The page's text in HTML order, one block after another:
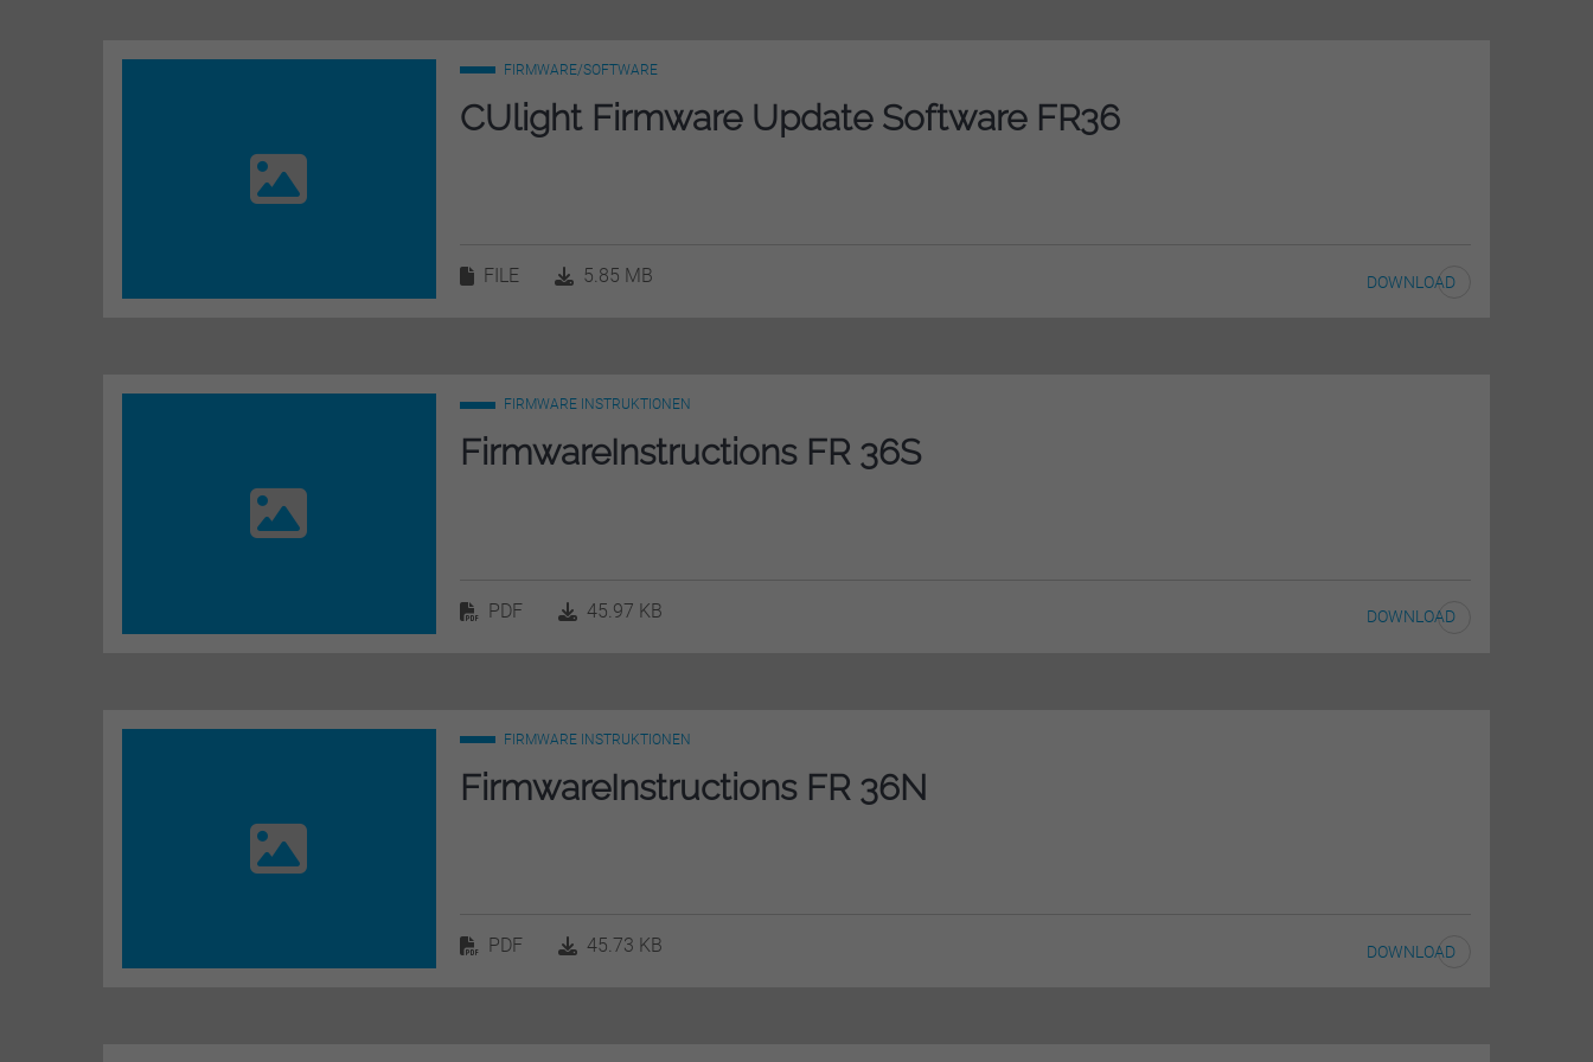
FIRMWARE/SOFTWARE
CUlight Firmware Update Software FR36
FILE 5.85 MB DOWNLOAD
FIRMWARE INSTRUKTIONEN
FirmwareInstructions FR 36S
PDF 45.97 KB DOWNLOAD
FIRMWARE INSTRUKTIONEN
FirmwareInstructions FR 36N
PDF 45.73 KB DOWNLOAD